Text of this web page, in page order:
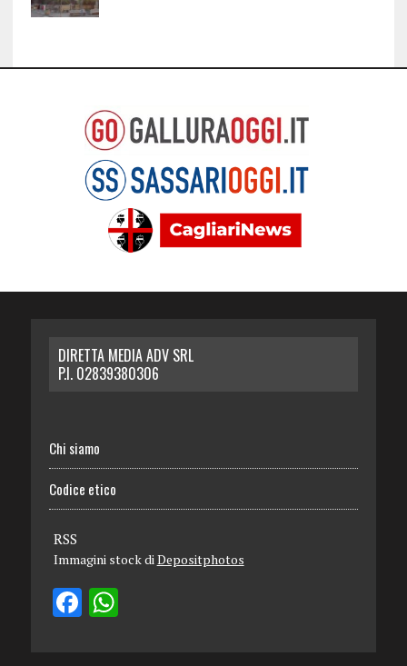
DIRETTA MEDIA ADV SRL
P.I. 02839380306
Chi siamo
Codice etico
RSS
Immagini stock di Depositphotos